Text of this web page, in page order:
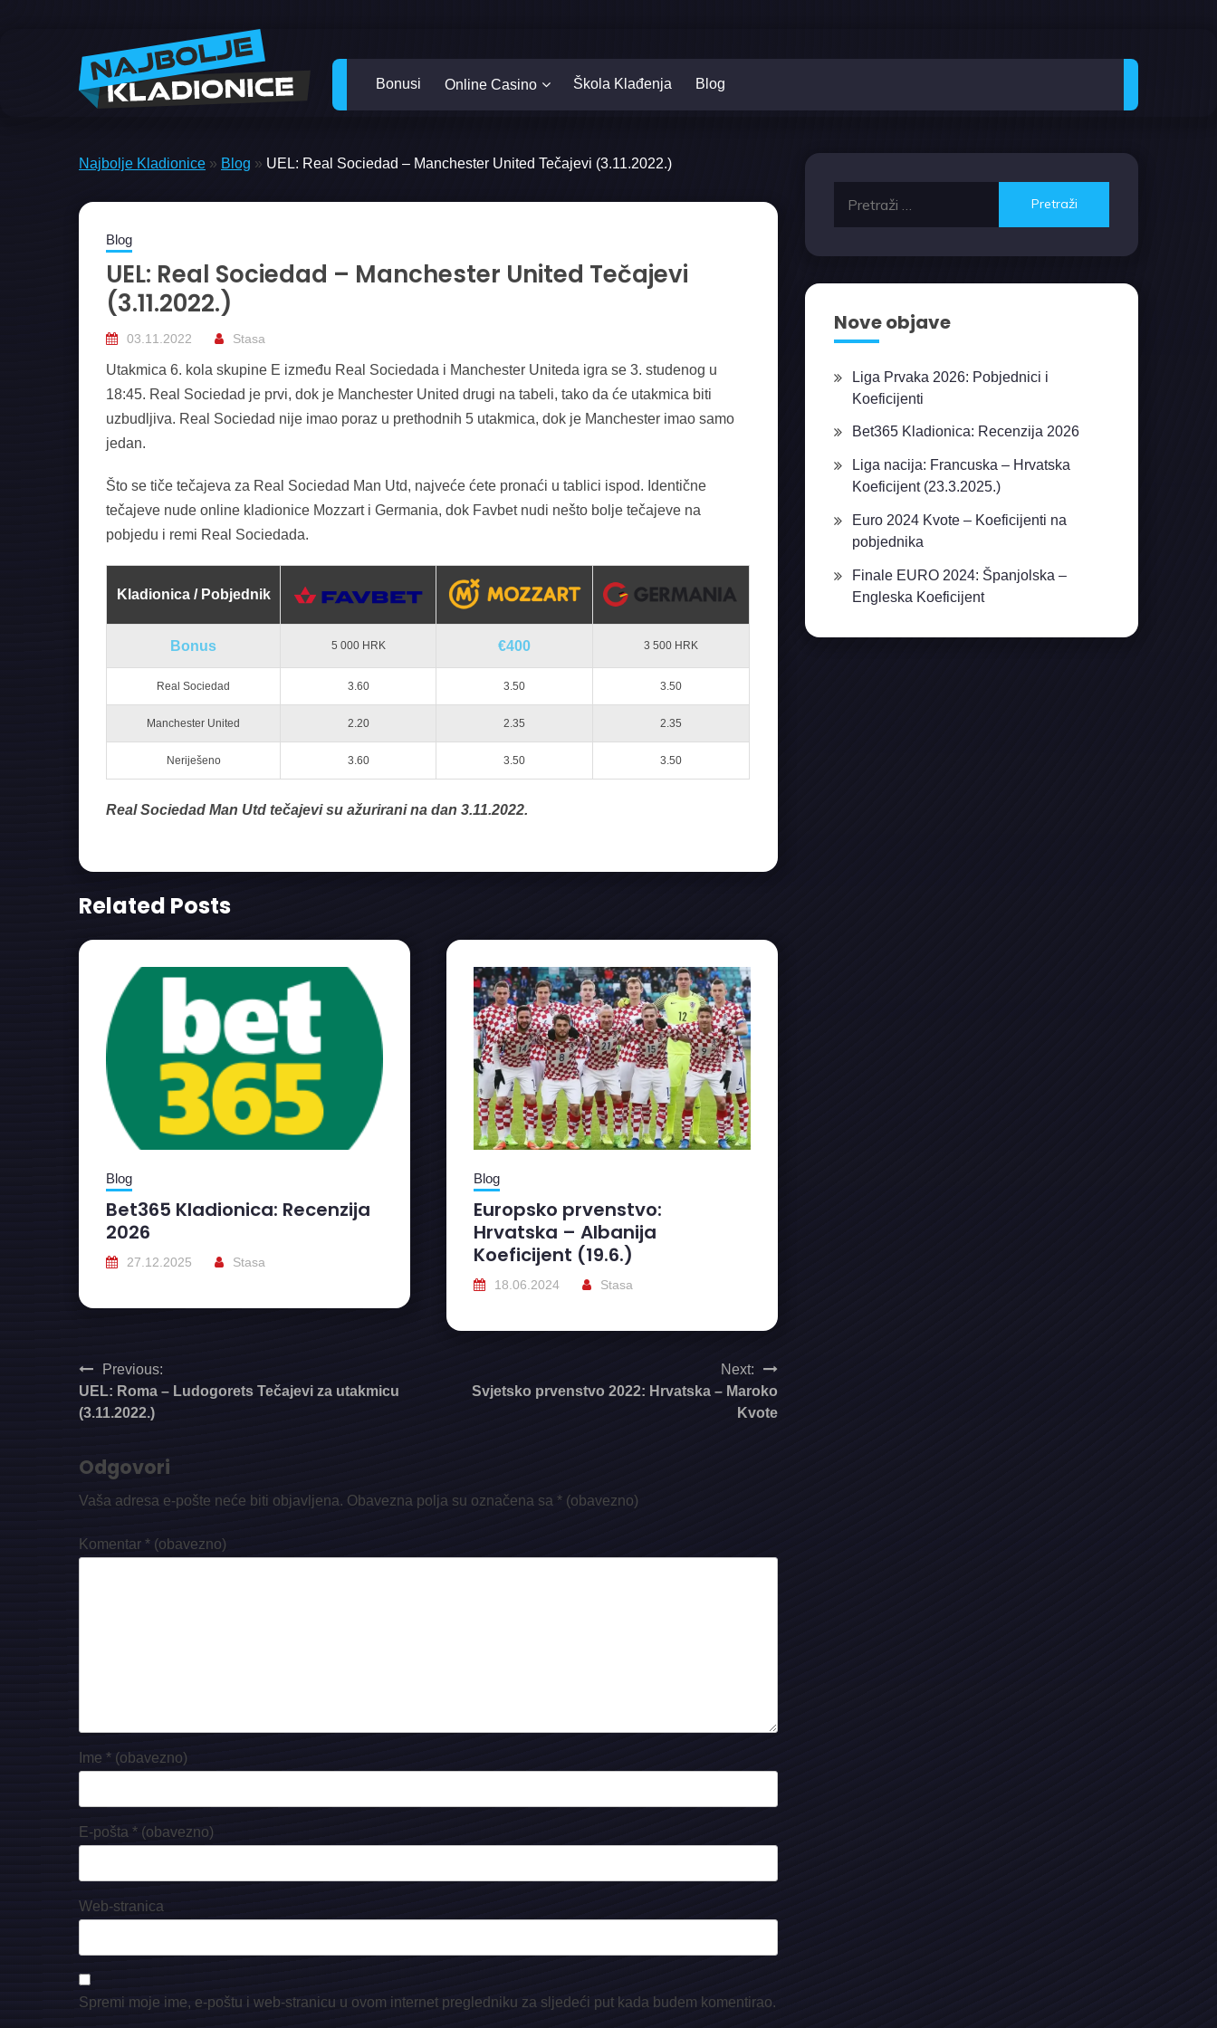
Bonusi Online Casino Škola Klađenja Blog
Najbolje Kladionice » Blog » UEL: Real Sociedad – Manchester United Tečajevi (3.11.2022.)
Blog
UEL: Real Sociedad – Manchester United Tečajevi
(3.11.2022.)
03.11.2022 Stasa
Utakmica 6. kola skupine E između Real Sociedada i Manchester Uniteda igra se 3. studenog u
18:45. Real Sociedad je prvi, dok je Manchester United drugi na tabeli, tako da će utakmica biti
uzbudljiva. Real Sociedad nije imao poraz u prethodnih 5 utakmica, dok je Manchester imao samo
jedan.
Što se tiče tečajeva za Real Sociedad Man Utd, najveće ćete pronaći u tablici ispod. Identične
tečajeve nude online kladionice Mozzart i Germania, dok Favbet nudi nešto bolje tečajeve na
pobjedu i remi Real Sociedada.
Kladionica / Pobjednik
Bonus 5 000 HRK €400 3 500 HRK
Real Sociedad 3.60 3.50 3.50
Manchester United 2.20 2.35 2.35
Neriješeno 3.60 3.50 3.50
Real Sociedad Man Utd tečajevi su ažurirani na dan 3.11.2022.
Related Posts
Blog
Bet365 Kladionica: Recenzija
2026
27.12.2025 Stasa
Blog
Europsko prvenstvo:
Hrvatska – Albanija
Koeficijent (19.6.)
18.06.2024 Stasa
Navigacija
objava
Previous:
UEL: Roma – Ludogorets Tečajevi za utakmicu
(3.11.2022.)
Next:
Svjetsko prvenstvo 2022: Hrvatska – Maroko
Kvote
Odgovori
Vaša adresa e-pošte neće biti objavljena. Obavezna polja su označena sa * (obavezno)
Komentar * (obavezno)
Ime * (obavezno)
E-pošta * (obavezno)
Web-stranica
Spremi moje ime, e-poštu i web-stranicu u ovom internet pregledniku za sljedeći put kada budem komentirao.
Nove objave
Liga Prvaka 2026: Pobjednici i
Koeficijenti
Bet365 Kladionica: Recenzija 2026
Liga nacija: Francuska – Hrvatska
Koeficijent (23.3.2025.)
Euro 2024 Kvote – Koeficijenti na
pobjednika
Finale EURO 2024: Španjolska –
Engleska Koeficijent